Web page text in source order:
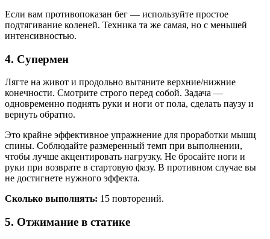
Если вам противопоказан бег — используйте простое
подтягивание коленей. Техника та же самая, но с меньшей
интенсивностью.
4. Супермен
Лягте на живот и продольно вытяните верхние/нижние
конечности. Смотрите строго перед собой. Задача —
одновременно поднять руки и ноги от пола, сделать паузу и
вернуть обратно.
Это крайне эффективное упражнение для проработки мышц
спины. Соблюдайте размеренный темп при выполнении,
чтобы лучше акцентировать нагрузку. Не бросайте ноги и
руки при возврате в стартовую фазу. В противном случае вы
не достигнете нужного эффекта.
Сколько выполнять: 15 повторений.
5. Отжимание в статике